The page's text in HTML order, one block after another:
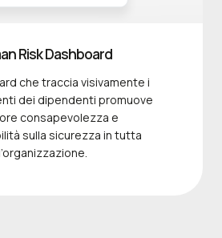
Risk Dashboard
che traccia visivamente i
dei dipendenti promuove
consapevolezza e
sulla sicurezza in tutta